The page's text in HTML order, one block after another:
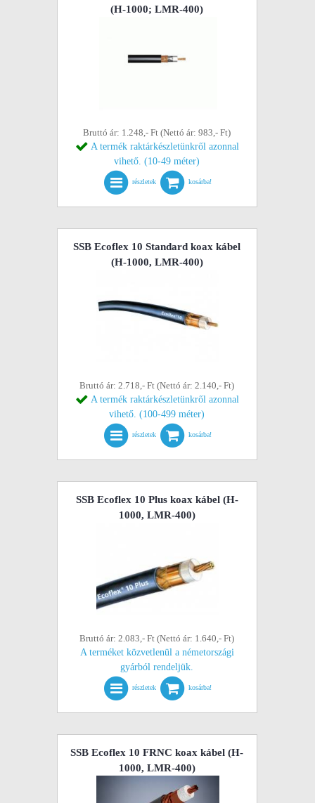
(H-1000; LMR-400)
Bruttó ár: 1.248,- Ft (Nettó ár: 983,- Ft)
A termék raktárkészletünkről azonnal
vihető. (10-49 méter)
részletek kosárba!
SSB Ecoflex 10 Standard koax kábel
(H-1000, LMR-400)
Bruttó ár: 2.718,- Ft (Nettó ár: 2.140,- Ft)
A termék raktárkészletünkről azonnal
vihető. (100-499 méter)
részletek kosárba!
SSB Ecoflex 10 Plus koax kábel (H-
1000, LMR-400)
Bruttó ár: 2.083,- Ft (Nettó ár: 1.640,- Ft)
A terméket közvetlenül a németországi
gyárból rendeljük.
részletek kosárba!
SSB Ecoflex 10 FRNC koax kábel (H-
1000, LMR-400)